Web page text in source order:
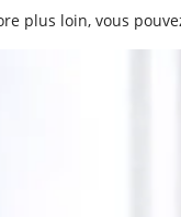
plus loin, vous